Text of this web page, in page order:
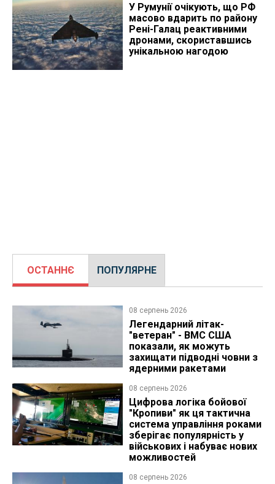
У Румунії очікують, що РФ
масово вдарить по району
Рені-Галац реактивними
дронами, скориставшись
унікальною нагодою
ОСТАННЄ ПОПУЛЯРНЕ
08 серпень 2026
Легендарний літак-
"ветеран" - ВМС США
показали, як можуть
захищати підводні човни з
ядерними ракетами
08 серпень 2026
Цифрова логіка бойової
"Кропиви" як ця тактична
система управління роками
зберігає популярність у
військових і набуває нових
можливостей
08 серпень 2026